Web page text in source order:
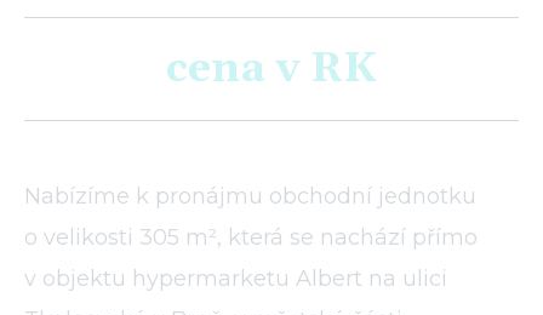
cena v RK
Nabízíme k pronájmu obchodní jednotku
o velikosti 305 m², která se nachází přímo
v objektu hypermarketu Albert na ulici